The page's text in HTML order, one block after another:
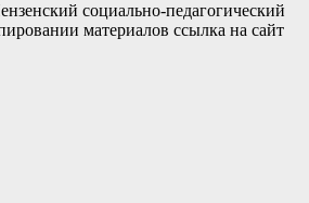
социально-педагогический
материалов ссылка на сайт